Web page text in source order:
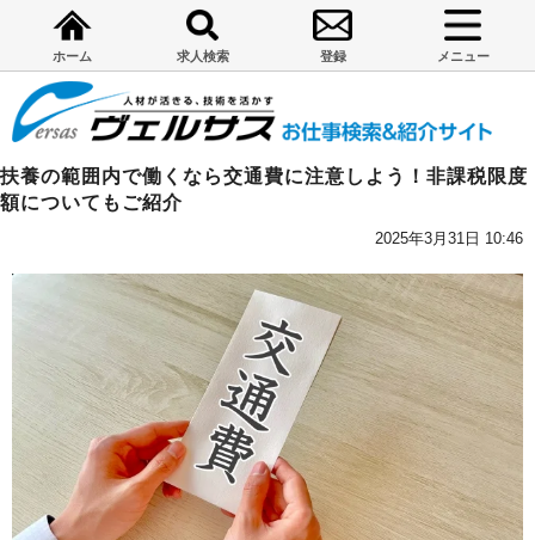
ホーム 求人検索 登録 メニュー
扶養の範囲内で働くなら交通費に注意しよう！非課税限度
額についてもご紹介
2025年3月31日 10:46